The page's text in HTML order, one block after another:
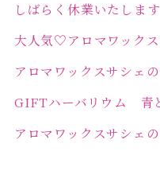
しばらく休業いたします